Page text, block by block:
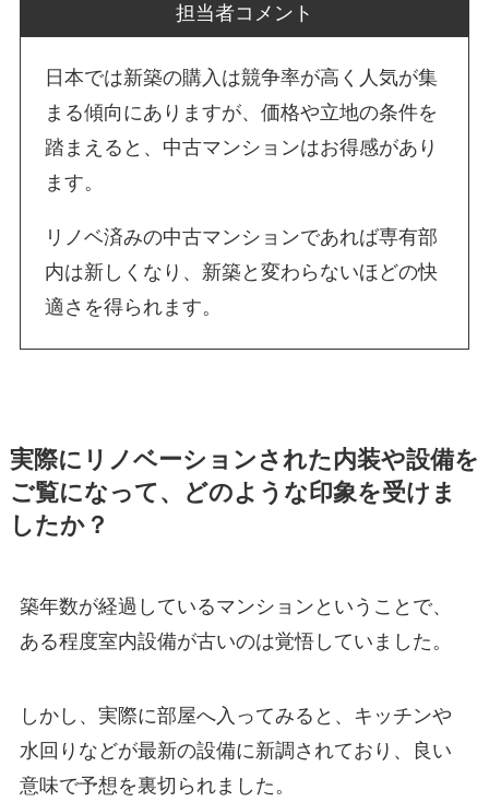
担当者コメント
日本では新築の購入は競争率が高く人気が集
まる傾向にありますが、価格や立地の条件を
踏まえると、中古マンションはお得感があり
ます。
リノベ済みの中古マンションであれば専有部
内は新しくなり、新築と変わらないほどの快
適さを得られます。
実際にリノベーションされた内装や設備を
ご覧になって、どのような印象を受けま
したか？
築年数が経過しているマンションということで、
ある程度室内設備が古いのは覚悟していました。
しかし、実際に部屋へ入ってみると、キッチンや
水回りなどが最新の設備に新調されており、良い
意味で予想を裏切られました。